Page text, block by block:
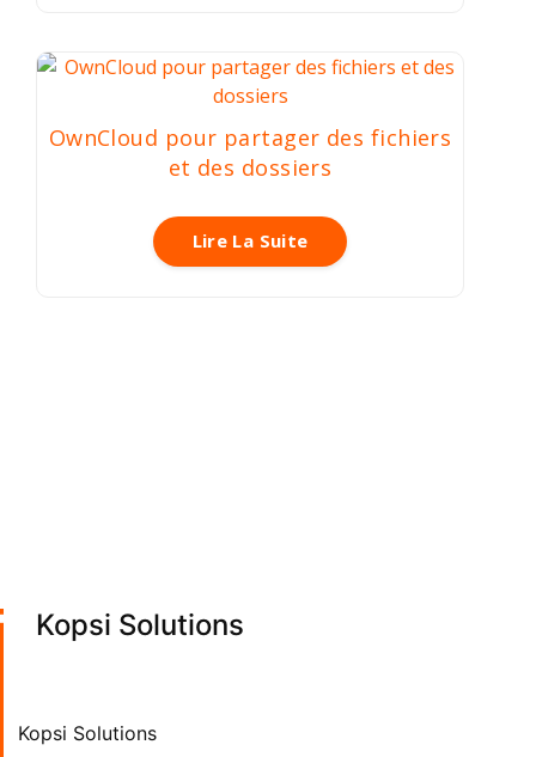
OwnCloud pour partager des fichiers
et des dossiers
Lire La Suite
Kopsi Solutions
Kopsi Solutions